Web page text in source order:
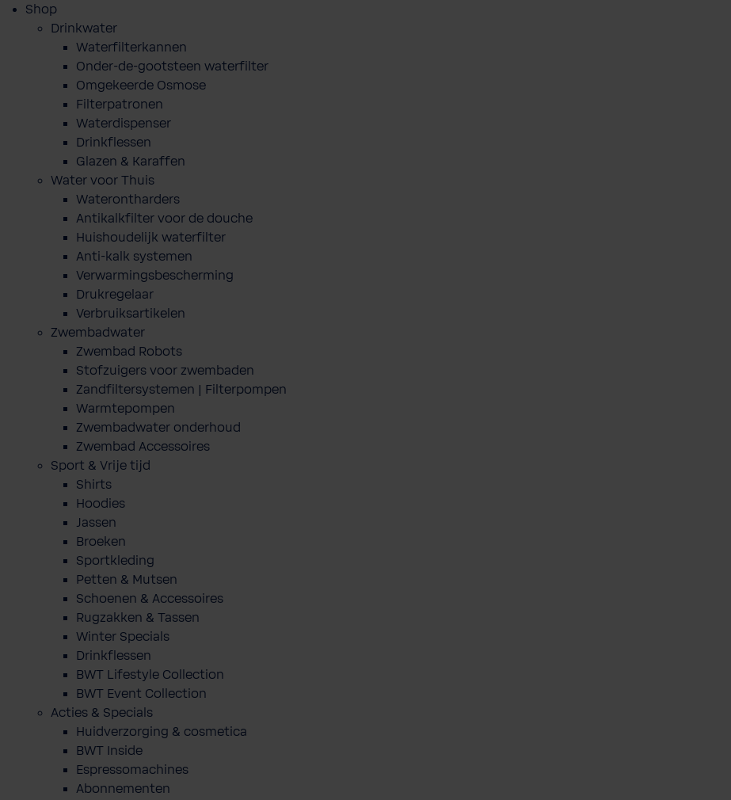
Shop
Drinkwater
Waterfilterkannen
Onder-de-gootsteen waterfilter
Omgekeerde Osmose
Filterpatronen
Waterdispenser
Drinkflessen
Glazen & Karaffen
Water voor Thuis
Waterontharders
Antikalkfilter voor de douche
Huishoudelijk waterfilter
Anti-kalk systemen
Verwarmingsbescherming
Drukregelaar
Verbruiksartikelen
Zwembadwater
Zwembad Robots
Stofzuigers voor zwembaden
Zandfiltersystemen | Filterpompen
Warmtepompen
Zwembadwater onderhoud
Zwembad Accessoires
Sport & Vrije tijd
Shirts
Hoodies
Jassen
Broeken
Sportkleding
Petten & Mutsen
Schoenen & Accessoires
Rugzakken & Tassen
Winter Specials
Drinkflessen
BWT Lifestyle Collection
BWT Event Collection
Acties & Specials
Huidverzorging & cosmetica
BWT Inside
Espressomachines
Abonnementen